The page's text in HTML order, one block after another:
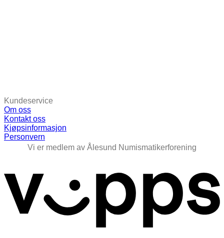
Kundeservice
Om oss
Kontakt oss
Kjøpsinformasjon
Personvern
Vi er medlem av Ålesund Numismatikerforening